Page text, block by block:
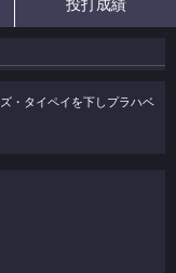
投打成績
・タイペイを下しプラハベ